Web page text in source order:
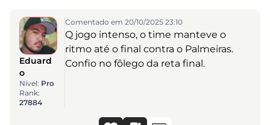
Eduard
o
Nível: Pro
Rank:
27884
Comentado em 20/10/2025 23:10
Q jogo intenso, o time manteve o
ritmo até o final contra o Palmeiras.
Confio no fôlego da reta final.